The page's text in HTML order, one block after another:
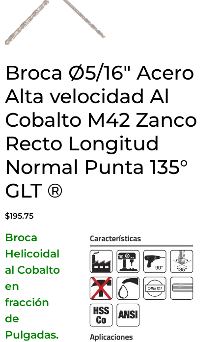
Broca Ø5/16″ Acero
Alta velocidad Al
Cobalto M42 Zanco
Recto Longitud
Normal Punta 135°
GLT ®
$195.75
Broca
Helicoidal
al Cobalto
en
fracción
de
Pulgadas.